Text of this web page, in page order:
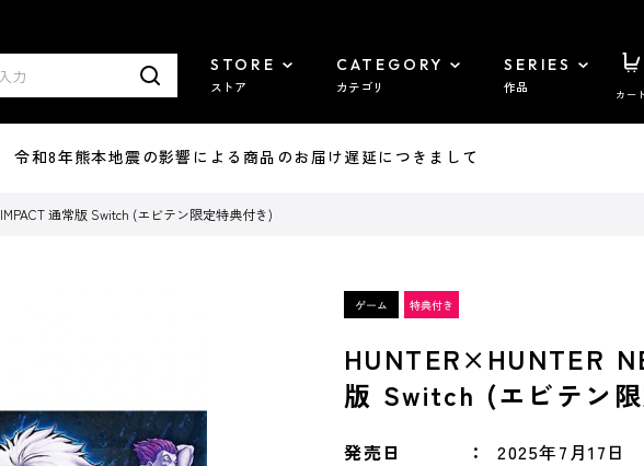
STORE
ストア
CATEGORY
カテゴリ
SERIES
作品 カート
和8年熊本地震の影響による商品のお届け遅延につきまして
通常版 Switch (エビテン限定特典付き)
HUNTER×HUNTER
版 Switch (エビテン
発売日 2025年7月17日